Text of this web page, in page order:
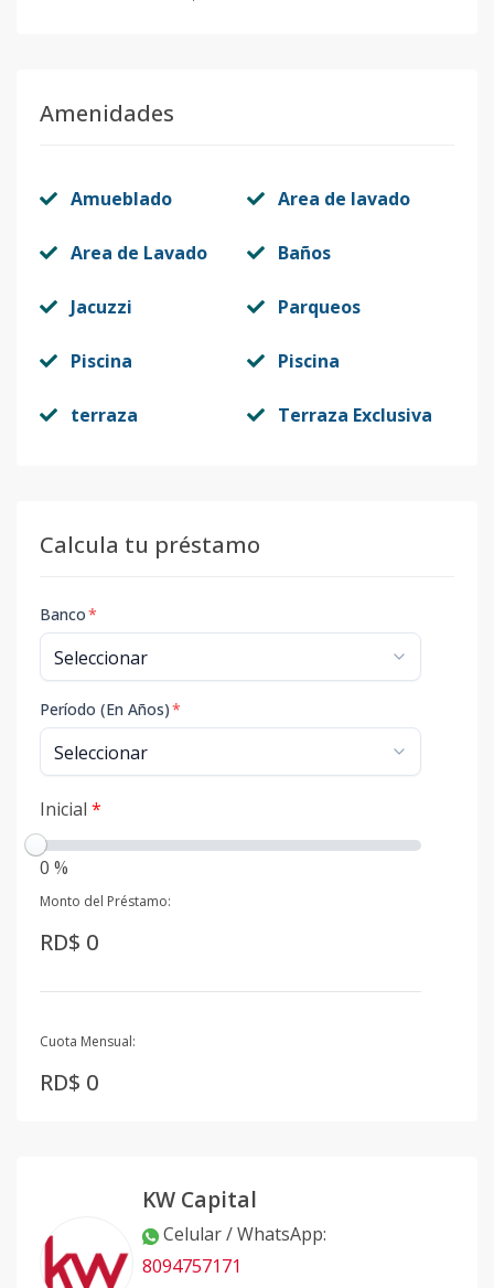
Amenidades
Amueblado Area de lavado
Area de Lavado Baños
Jacuzzi Parqueos
Piscina Piscina
terraza Terraza Exclusiva
Calcula tu préstamo
Banco*
Período (En Años)*
Inicial *
0 %
Monto del Préstamo:
RD$ 0
Cuota Mensual:
RD$ 0
KW Capital
Celular / WhatsApp:
8094757171